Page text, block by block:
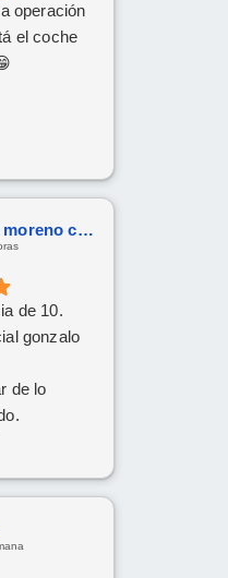
operación
el coche
maycol moreno cuervo
de 10.
gonzalo
de lo
sueño de
deseado.